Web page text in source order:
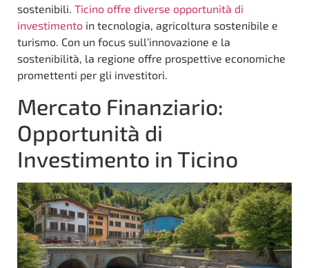
sostenibili. Ticino offre diverse opportunità di
investimento in tecnologia, agricoltura sostenibile e
turismo. Con un focus sull’innovazione e la
sostenibilità, la regione offre prospettive economiche
promettenti per gli investitori.
Mercato Finanziario:
Opportunità di
Investimento in Ticino